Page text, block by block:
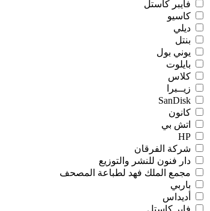
فايبر كاستل
كاسيو
ديلي
بنتل
يوني بول
بايلوت
كلاس
زيــبرا
SanDisk
كانون
اتش بي
HP
شركة الفرقان
دار فنون للنشر والتوزيع
مجمع الملك فهد لطباعة المصحف
باربي
أديداس
فابر كاستل